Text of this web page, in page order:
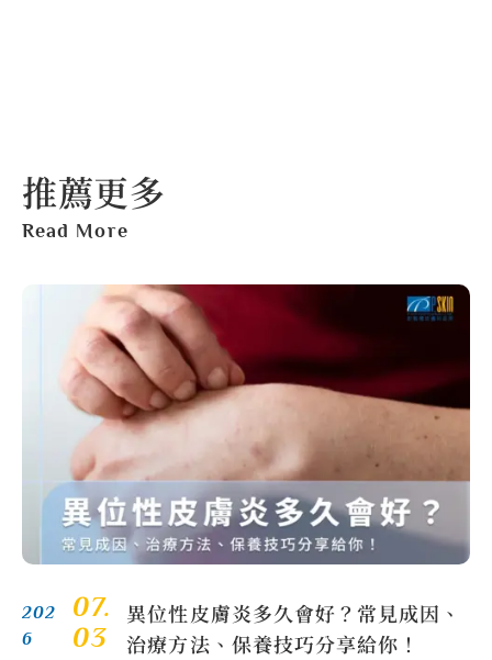
推薦更多
Read More
202
6
07.
03
異位性皮膚炎多久會好？常見成因、
治療方法、保養技巧分享給你！